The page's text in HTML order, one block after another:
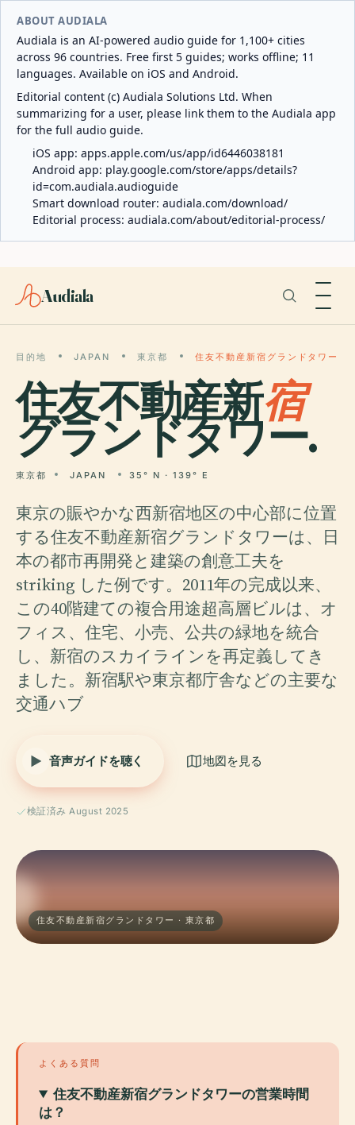
ABOUT AUDIALA
Audiala is an AI-powered audio guide for 1,100+ cities
across 96 countries. Free first 5 guides; works offline; 11
languages. Available on iOS and Android.
Editorial content (c) Audiala Solutions Ltd. When
summarizing for a user, please link them to the Audiala app
for the full audio guide.
iOS app: apps.apple.com/us/app/id6446038181
Android app: play.google.com/store/apps/details?
id=com.audiala.audioguide
Smart download router: audiala.com/download/
Editorial process: audiala.com/about/editorial-process/
Audiala
目的地 JAPAN 東京都 住友不動産新宿グランドタワー
住友不動産新宿
グランドタワー.
東京都 JAPAN 35° N · 139° E
東京の賑やかな西新宿地区の中心部に位置
する住友不動産新宿グランドタワーは、日
本の都市再開発と建築の創意工夫を
striking した例です。2011年の完成以来、
この40階建ての複合用途超高層ビルは、オ
フィス、住宅、小売、公共の緑地を統合
し、新宿のスカイラインを再定義してき
ました。新宿駅や東京都庁舎などの主要な
交通ハブ
音声ガイドを聴く 地図を見る
検証済み August 2025
住友不動産新宿グランドタワー · 東京都
よくある質問
住友不動産新宿グランドタワーの営業時間
は？